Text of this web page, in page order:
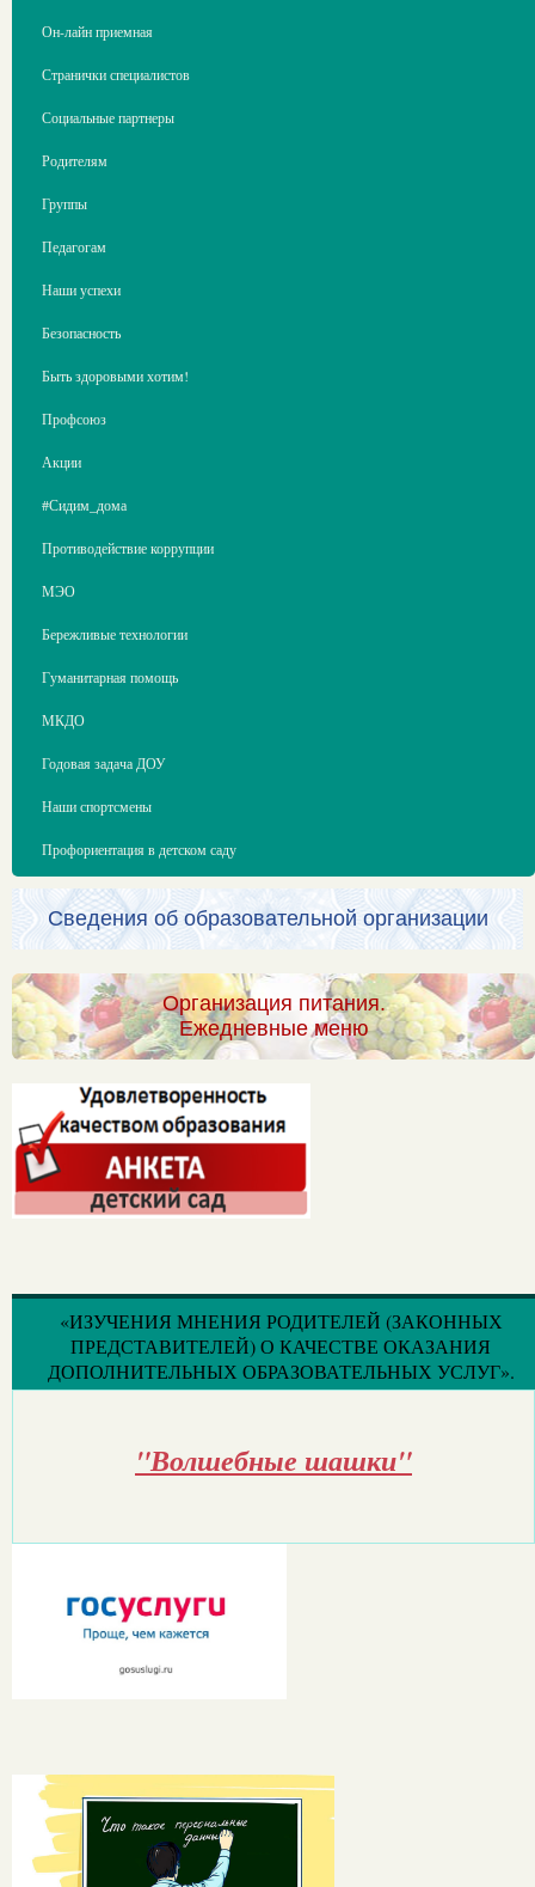
Он-лайн приемная
Странички специалистов
Социальные партнеры
Родителям
Группы
Педагогам
Наши успехи
Безопасность
Быть здоровыми хотим!
Профсоюз
Акции
#Сидим_дома
Противодействие коррупции
МЭО
Бережливые технологии
Гуманитарная помощь
МКДО
Годовая задача ДОУ
Наши спортсмены
Профориентация в детском саду
Сведения об образовательной организации
Организация питания.
Ежедневные меню
«ИЗУЧЕНИЯ МНЕНИЯ РОДИТЕЛЕЙ (ЗАКОННЫХ
ПРЕДСТАВИТЕЛЕЙ) О КАЧЕСТВЕ ОКАЗАНИЯ
ДОПОЛНИТЕЛЬНЫХ ОБРАЗОВАТЕЛЬНЫХ УСЛУГ».
"Волшебные шашки"